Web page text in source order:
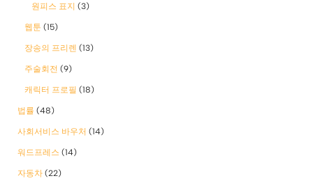
원피스 표지 (3)
웹툰 (15)
장송의 프리렌 (13)
주술회전 (9)
캐릭터 프로필 (18)
법률 (48)
사회서비스 바우처 (14)
워드프레스 (14)
자동차 (22)